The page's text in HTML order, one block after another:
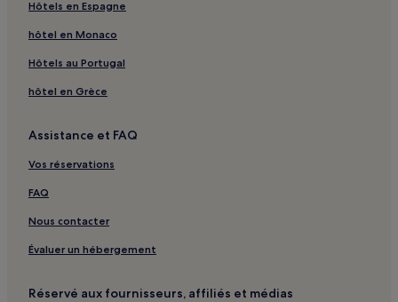
Tempe : hôtels 3 étoiles
Tempe : hôtels Hôtels familiaux
Phoenix : hôtels Hôtels avec parking
Phoenix : hôtels Hôtels avec centre de fitness
Phoenix : Complexes hôteliers
Phoenix : hôtels 2 étoiles
Phoenix : hôtels Hôtels LGBTQIA+ friendly
Hôtels en Espagne
hôtel en Monaco
Hôtels au Portugal
hôtel en Grèce
Assistance et FAQ
Vos réservations
FAQ
Nous contacter
Évaluer un hébergement
Réservé aux fournisseurs, affiliés et médias